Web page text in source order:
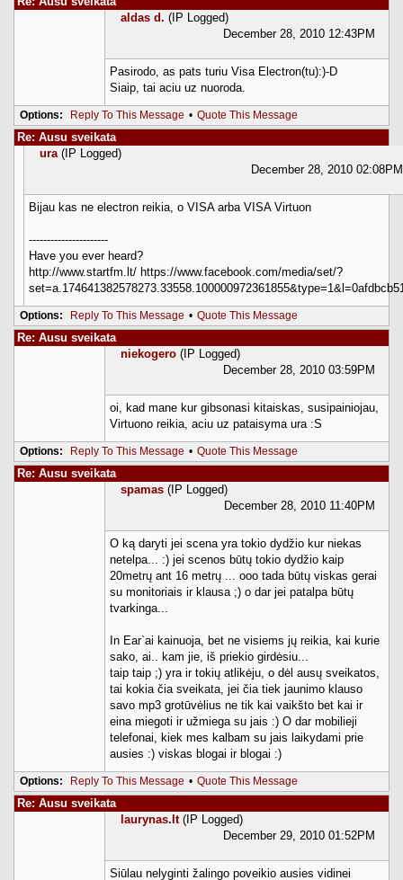
aldas d. (IP Logged)
December 28, 2010 12:43PM
Pasirodo, as pats turiu Visa Electron(tu):)-D
Siaip, tai aciu uz nuoroda.
Options: Reply To This Message • Quote This Message
Re: Ausu sveikata
ura (IP Logged)
December 28, 2010 02:08PM
Bijau kas ne electron reikia, o VISA arba VISA Virtuon
----------------------
Have you ever heard?
http://www.startfm.lt/ https://www.facebook.com/media/set/?
Options: Reply To This Message • Quote This Message
Re: Ausu sveikata
niekogero (IP Logged)
December 28, 2010 03:59PM
oi, kad mane kur gibsonasi kitaiskas, susipainiojau,
Virtuono reikia, aciu uz pataisyma ura :S
Options: Reply To This Message • Quote This Message
Re: Ausu sveikata
spamas (IP Logged)
December 28, 2010 11:40PM
O ką daryti jei scena yra tokio dydžio kur niekas
netelpa... :) jei scenos būtų tokio dydžio kaip
20metrų ant 16 metrų ... ooo tada būtų viskas gerai
su monitoriais ir klausa ;) o dar jei patalpa būtų
tvarkinga...
In Ear`ai kainuoja, bet ne visiems jų reikia, kai kurie
sako, ai.. kam jie, iš priekio girdėsiu...
taip taip ;) yra ir tokių atlikėju, o dėl ausų sveikatos,
tai kokia čia sveikata, jei čia tiek jaunimo klauso
savo mp3 grotūvėlius ne tik kai vaikšto bet kai ir
eina miegoti ir užmiega su jais :) O dar mobilieji
telefonai, kiek mes kalbam su jais laikydami prie
ausies :) viskas blogai ir blogai :)
Options: Reply To This Message • Quote This Message
Re: Ausu sveikata
laurynas.lt (IP Logged)
December 29, 2010 01:52PM
Siūlau nelyginti žalingo poveikio ausies vidinei